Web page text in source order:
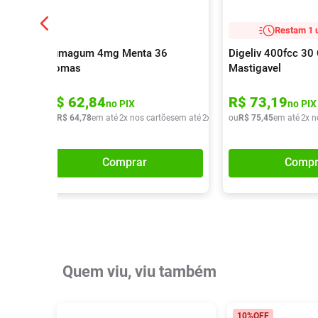
Fumagum 4mg Menta 36
Gomas
R$ 62,84no PIX
R$ 64,78em até2x nos cartõesem até2x de R$ 32,39
Comprar
Restam 1
Digeliv 400fcc 30
Mastigavel
R$ 73,19no PIX
ouR$ 75,45em até2x
Quem viu, viu também
10%OFF